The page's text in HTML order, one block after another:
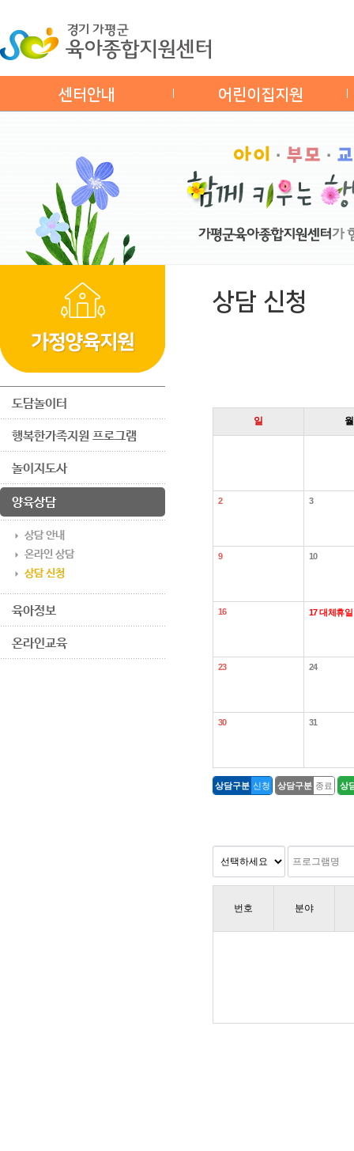
센터안내 어린이집지원
도담놀이터
행복한가족지원 프로그램
놀이지도사
양육상담
상담 안내
온라인 상담
상담 신청
육아정보
온라인교육
상담 신청
일 월
2 3
9 10
16 17 대체휴일
23 24
30 31
상담구분 신청 상담구분 종료 상
번호 분야